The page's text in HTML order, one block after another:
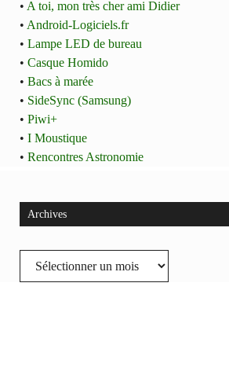
• A toi, mon très cher ami Didier
• Android-Logiciels.fr
• Lampe LED de bureau
• Casque Homido
• Bacs à marée
• SideSync (Samsung)
• Piwi+
• I Moustique
• Rencontres Astronomie
Archives
Archives